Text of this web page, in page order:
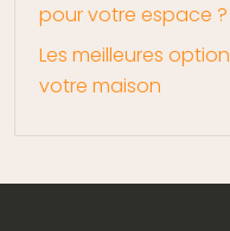
pour votre espace ?
Les meilleures
votre maison